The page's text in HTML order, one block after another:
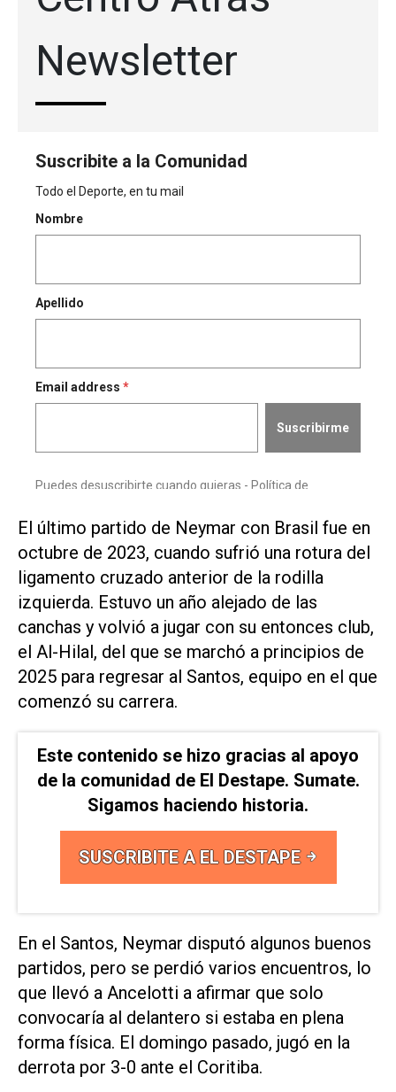
El último partido de Neymar con ​Brasil fue en
octubre ⁠de 2023, cuando sufrió una rotura del
ligamento cruzado anterior de la ‌rodilla
izquierda. Estuvo un año alejado de las
canchas y ⁠volvió a jugar con su entonces club,
⁠el Al-Hilal, del que se marchó a principios de
2025 para regresar al Santos, equipo en el que
comenzó su carrera.
Este contenido se hizo gracias al apoyo
de la comunidad de El Destape. Sumate.
Sigamos haciendo historia.
SUSCRIBITE A EL DESTAPE
En el Santos, Neymar disputó algunos buenos
⁠partidos, pero se perdió varios encuentros, lo
que llevó a Ancelotti a ​afirmar que solo
convocaría al delantero si estaba en ‌plena
forma física. El domingo pasado, jugó ‌en la
derrota por 3-0 ante el Coritiba.